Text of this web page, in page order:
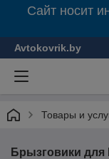
Сайт носит
Avtokovrik.by
Товары и
Брызговики для